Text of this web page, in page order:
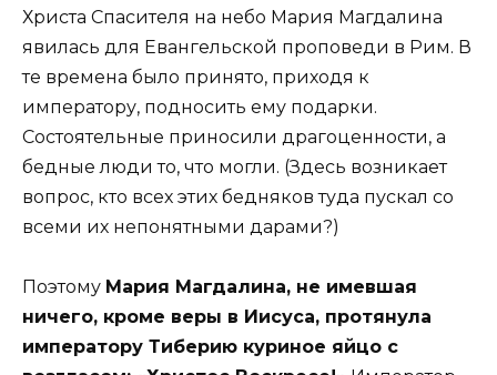
Христа Спасителя на небо Мария Магдалина
явилась для Евангельской проповеди в Рим. В
те времена было принято, приходя к
императору, подносить ему подарки.
Состоятельные приносили драгоценности, а
бедные люди то, что могли. (Здесь возникает
вопрос, кто всех этих бедняков туда пускал со
всеми их непонятными дарами?)
Поэтому Мария Магдалина, не имевшая
ничего, кроме веры в Иисуса, протянула
императору Тиберию куриное яйцо с